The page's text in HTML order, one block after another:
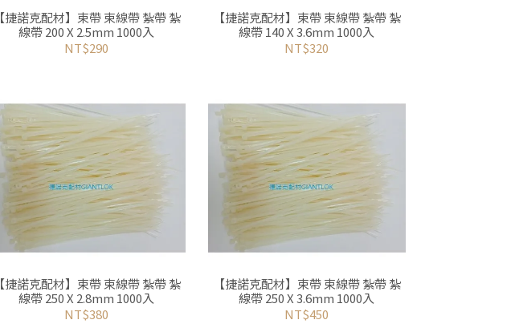
【捷諾克配材】束帶 束線帶 紮帶 紮
線帶 200 X 2.5mm 1000入
NT$290
【捷諾克配材】束帶 束線帶 紮帶 紮
線帶 140 X 3.6mm 1000入
NT$320
【捷諾克配材】束帶 束線帶 紮帶 紮
線帶 250 X 2.8mm 1000入
NT$380
【捷諾克配材】束帶 束線帶 紮帶 紮
線帶 250 X 3.6mm 1000入
NT$450